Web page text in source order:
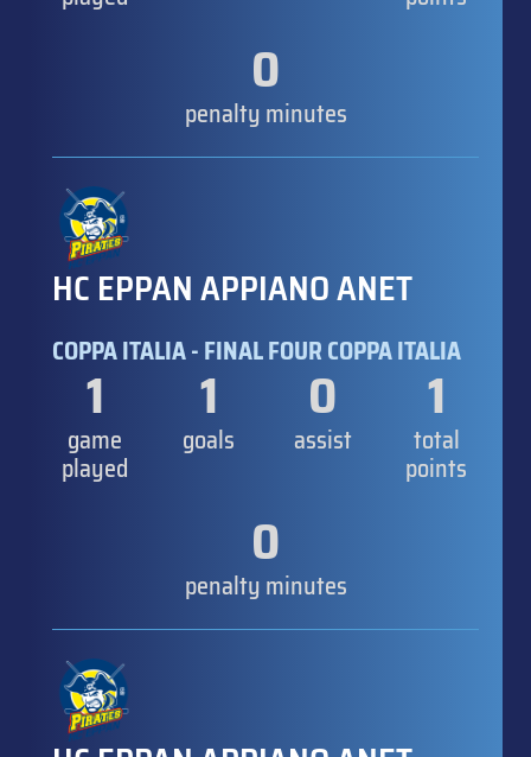
0
penalty minutes
HC EPPAN APPIANO ANET
COPPA ITALIA - FINAL FOUR COPPA ITALIA
1
game
played
1
goals
0
assist
1
total
points
0
penalty minutes